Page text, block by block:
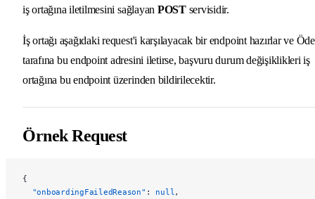
iş ortağına iletilmesini sağlayan POSTservisidir.
İş ortağı aşağıdaki request'i karşılayacak bir endpoint hazırlar ve
tarafına bu endpoint adresini iletirse, başvuru durum değişiklikleri iş
ortağına bu endpoint üzerinden bildirilecektir.
Örnek Request
{
  "onboardingFailedReason"
: null ,